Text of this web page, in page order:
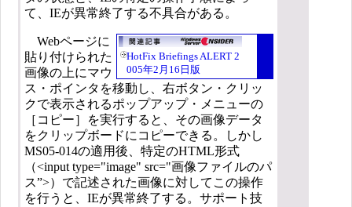
て、IEが異常終了する不具合がある。
HotFix Briefings ALERT 2
005年2月16日版
Webページに
貼り付けられた
画像の上にマウ
ス・ポインタを移動し、右ボタン・クリッ
クで表示されるポップアップ・メニューの
［コピー］を実行すると、その画像データ
をクリップボードにコピーできる。しかし
MS05-014の適用後、特定のHTML形式
（<input type="image" src="画像ファイルのパ
ス”>）で記述された画像に対してこの操作
を行うと、IEが異常終了する。サポート技